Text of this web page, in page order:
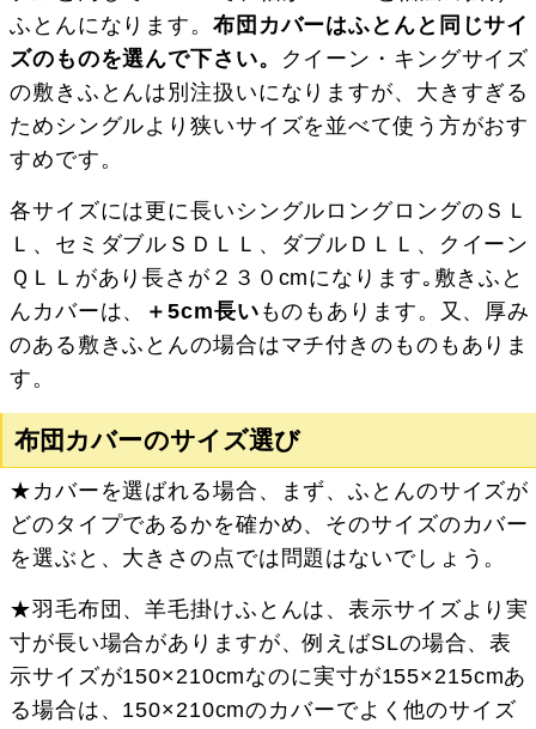
ふとんになります。 布団カバーはふとんと同じサイ
ズのものを選んで下さい。
クイーン・キングサイズ
の敷きふとんは別注扱いになりますが、大きすぎる
ためシングルより狭いサイズを並べて使う方がおす
すめです。
各サイズには更に長いシングルロングロングのＳＬ
Ｌ、セミダブルＳＤＬＬ、ダブルＤＬＬ、クイーン
ＱＬＬがあり長さが２３０cmになります｡敷きふと
んカバーは、
＋5cm長い ものもあります。又、厚み
のある敷きふとんの場合はマチ付きのものもありま
す。
布団カバーのサイズ選び
★カバーを選ばれる場合、まず、ふとんのサイズが
どのタイプであるかを確かめ、そのサイズのカバー
を選ぶと、大きさの点では問題はないでしょう。
★羽毛布団、羊毛掛けふとんは、表示サイズより実
寸が長い場合がありますが、例えばSLの場合、表
示サイズが150×210cmなのに実寸が155×215cmあ
る場合は、150×210cmのカバーでよく他のサイズ